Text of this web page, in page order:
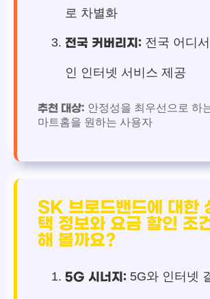
로 차별화
전국 커버리지: 전국 어디
인 인터넷 서비스 제공
추천 대상: 안정성을 최우선으로 하
마트홈을 원하는 사용자
SK 브로드밴드에 대한
택 정보와 요금 할인 조
해 볼까요?
5G 시너지: 5G와 인터넷